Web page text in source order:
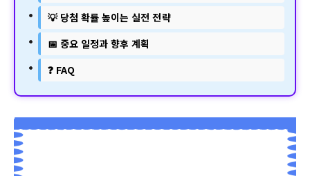
💡 당첨 확률 높이는 실전 전략
📅 중요 일정과 향후 계획
❓ FAQ